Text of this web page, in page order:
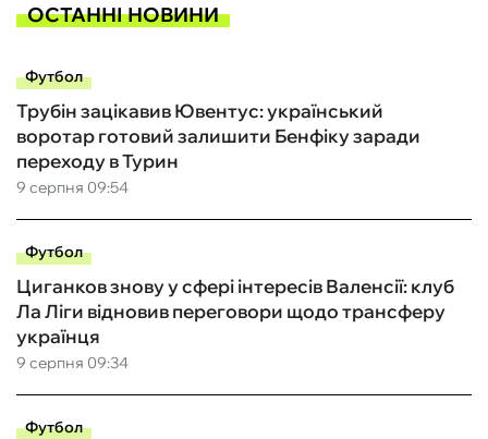
ОСТАННІ НОВИНИ
Футбол
9 серпня 09:54
Трубін зацікавив Ювентус: український
воротар готовий залишити Бенфіку заради
переходу в Турин
Футбол
9 серпня 09:34
Циганков знову у сфері інтересів Валенсії: клуб
Ла Ліги відновив переговори щодо трансферу
українця
Футбол